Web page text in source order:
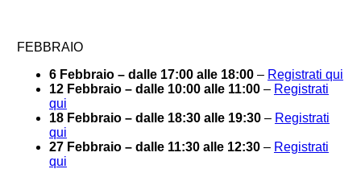
FEBBRAIO
6 Febbraio – dalle 17:00 alle 18:00– Registrati qui
12 Febbraio – dalle 10:00 alle 11:00– Registrati
qui
18 Febbraio – dalle 18:30 alle 19:30– Registrati
qui
27 Febbraio – dalle 11:30 alle 12:30– Registrati
qui